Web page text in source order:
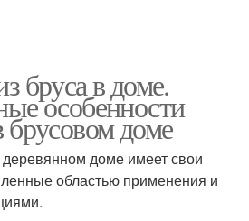
бруса в доме.
особенности
доме
доме имеет свои
областью применения и